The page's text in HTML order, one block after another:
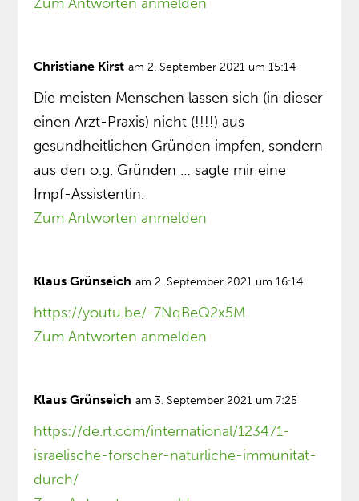
Christiane Kirst am 2. September 2021 um 15:14
Die meisten Menschen lassen sich (in dieser
einen Arzt-Praxis) nicht (!!!!) aus
gesundheitlichen Gründen impfen, sondern
aus den o.g. Gründen … sagte mir eine
Impf-Assistentin.
Zum Antworten anmelden
Klaus Grünseich am 2. September 2021 um 16:14
https://youtu.be/-7NqBeQ2x5M
Zum Antworten anmelden
Klaus Grünseich am 3. September 2021 um 7:25
https://de.rt.com/international/123471-
israelische-forscher-naturliche-immunitat-
durch/